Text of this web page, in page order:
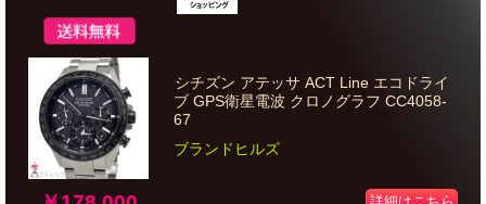
シチズン アテッサ ACT Line エコドライ
ブ GPS衛星電波 クロノグラフ CC4058-
67
ブランドヒルズ